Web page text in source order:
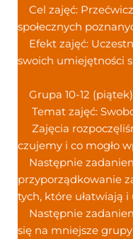
Cel zajęć:
społecznych
Efekt zajęć:
swoich umiejętności
Grupa 10-12 (piątek)
Temat zajęć:
Zajęcia
czujemy i co mogło
Następnie
przyporządkowanie
tych, które ułatwiają
Następnie
się na mniejsze